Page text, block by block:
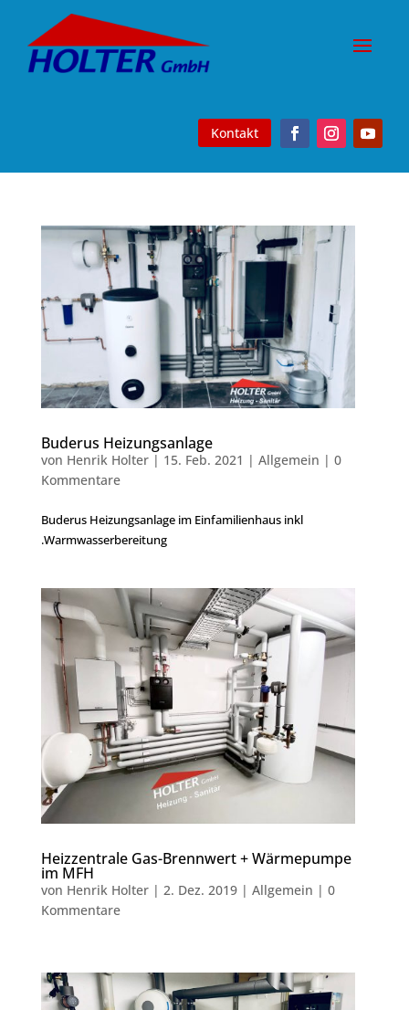
Kontakt
Buderus Heizungsanlage
von Henrik Holter| 15. Feb. 2021 | Allgemein | 0
Kommentare
Buderus Heizungsanlage im Einfamilienhaus inkl
.Warmwasserbereitung
Heizzentrale Gas-Brennwert + Wärmepumpe
im MFH
von Henrik Holter| 2. Dez. 2019| Allgemein | 0
Kommentare